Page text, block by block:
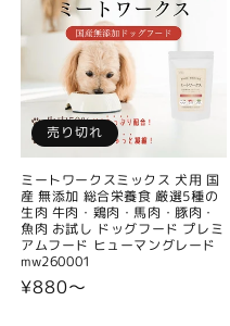
売り切れ
ミートワークスミックス 犬用 国
産 無添加 総合栄養食 厳選5種の
生肉 牛肉・鶏肉・馬肉・豚肉・
魚肉 お試し ドッグフード プレミ
アムフード ヒューマングレード
mw260001
通
¥880〜